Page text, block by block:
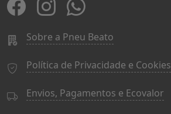
Sobre a Pneu Beato
Política de Privacidade e Cookies
Envios, Pagamentos e Ecovalor